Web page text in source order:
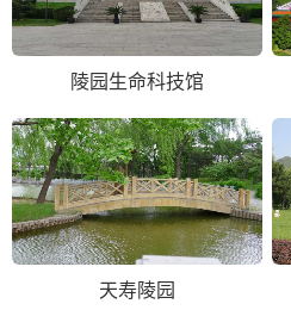
陵园生命科技馆
天寿陵园